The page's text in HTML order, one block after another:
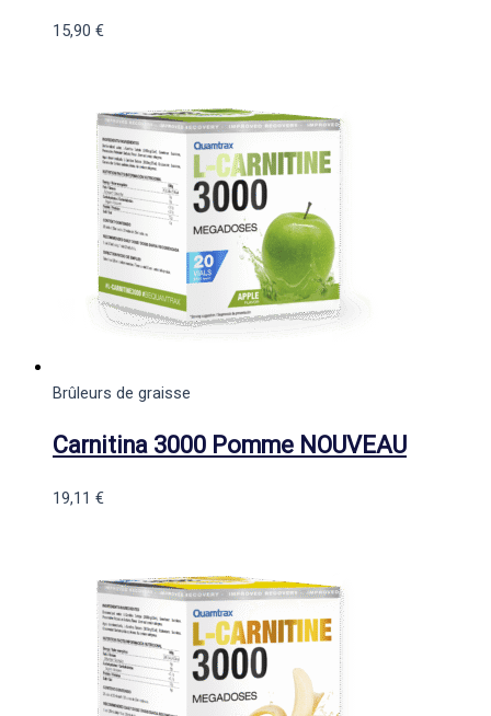
15,90 €
Brûleurs de graisse
Carnitina 3000 Pomme NOUVEAU
19,11 €